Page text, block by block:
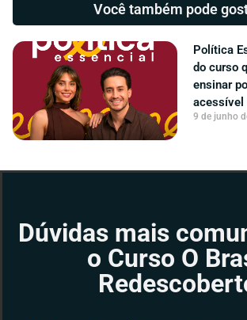
Você também pode
Política
do curso
ensinar
acessível
9 de junho
Dúvidas mais
o Curso O